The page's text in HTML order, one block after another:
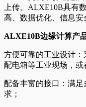
上传。ALXE10B具有
高、数据优化、信息安
ALXE10B边缘计算产
方便可靠的工业设计
配电箱等工业现场，或
配备丰富的接口：满
求；